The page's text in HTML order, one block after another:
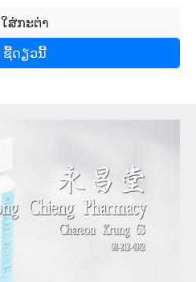
ໃສ່ກະຕ່າ
ຊື້​ດຽວ​ນີ້